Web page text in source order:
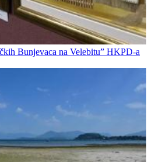
Bunjevaca na Velebitu” HKPD-a